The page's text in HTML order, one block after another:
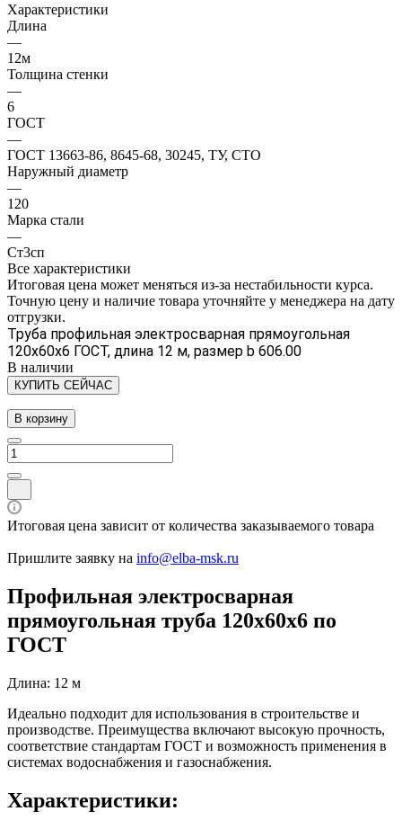
Характеристики
Длина
—
12м
Толщина стенки
—
6
ГОСТ
—
ГОСТ 13663-86, 8645-68, 30245, ТУ, СТО
Наружный диаметр
—
120
Марка стали
—
Ст3сп
Все характеристики
Итоговая цена может меняться из-за нестабильности курса.
Точную цену и наличие товара уточняйте у менеджера на дату
отгрузки.
Труба профильная электросварная прямоугольная
120х60х6 ГОСТ, длина 12 м, размер b 606.00
В наличии
КУПИТЬ СЕЙЧАС
В корзину
Итоговая цена зависит от количества заказываемого товара
Пришлите заявку на info@elba-msk.ru
Профильная электросварная
прямоугольная труба 120х60х6 по
ГОСТ
Длина: 12 м
Идеально подходит для использования в строительстве и
производстве. Преимущества включают высокую прочность,
соответствие стандартам ГОСТ и возможность применения в
системах водоснабжения и газоснабжения.
Характеристики: